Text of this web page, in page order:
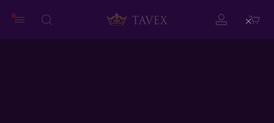
Close